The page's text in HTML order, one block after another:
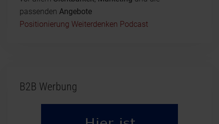
passenden Angebote
Positionierung Weiterdenken Podcast
B2B Werbung